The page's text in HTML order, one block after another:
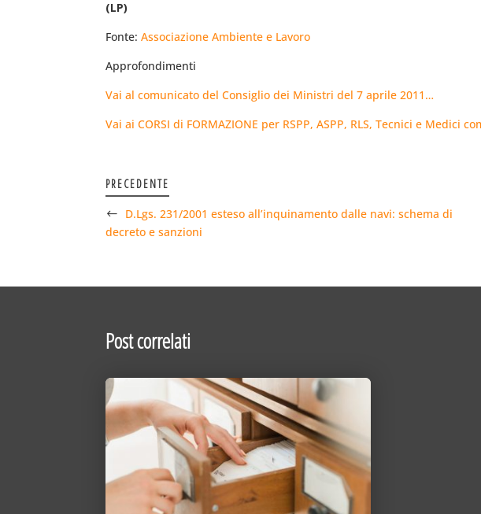
(LP)
Fonte:Associazione Ambiente e Lavoro
Approfondimenti
Vai al comunicato del Consiglio dei Ministri del 7 aprile 2011…
Vai ai CORSI di FORMAZIONE per RSPP, ASPP, RLS, Tecnici e
PRECEDENTE
D.Lgs. 231/2001 esteso all’inquinamento dalle navi: schema di
decreto e sanzioni
Post correlati